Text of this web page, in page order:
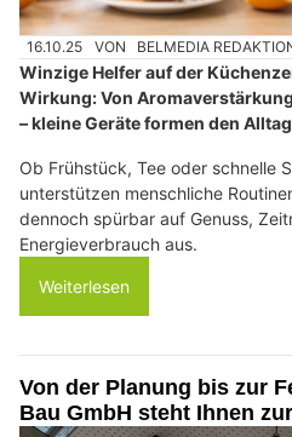
16.10.25 VON BELMEDIA
Winzige Helfer auf der
Wirkung: Von
– kleine Geräte formen den
Ob Frühstück, Tee oder schnelle
unterstützen menschliche
dennoch spürbar auf Genuss,
Energieverbrauch aus.
Weiterlesen
Von der Planung bis zur
Bau GmbH steht Ihnen